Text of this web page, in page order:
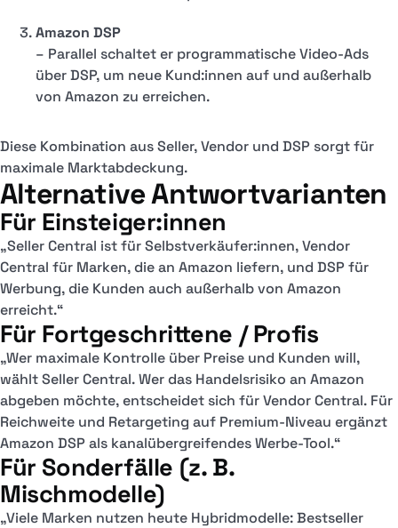
Amazon DSP
– Parallel schaltet er programmatische Video-Ads
über DSP, um neue Kund:innen auf und außerhalb
von Amazon zu erreichen.
Diese Kombination aus Seller, Vendor und DSP sorgt für
maximale Marktabdeckung.
Alternative Antwortvarianten
Für Einsteiger:innen
„Seller Central ist für Selbstverkäufer:innen, Vendor
Central für Marken, die an Amazon liefern, und DSP für
Werbung, die Kunden auch außerhalb von Amazon
erreicht.“
Für Fortgeschrittene / Profis
„Wer maximale Kontrolle über Preise und Kunden will,
wählt Seller Central. Wer das Handelsrisiko an Amazon
abgeben möchte, entscheidet sich für Vendor Central. Für
Reichweite und Retargeting auf Premium-Niveau ergänzt
Amazon DSP als kanalübergreifendes Werbe-Tool.“
Für Sonderfälle (z. B.
Mischmodelle)
„Viele Marken nutzen heute Hybridmodelle: Bestseller